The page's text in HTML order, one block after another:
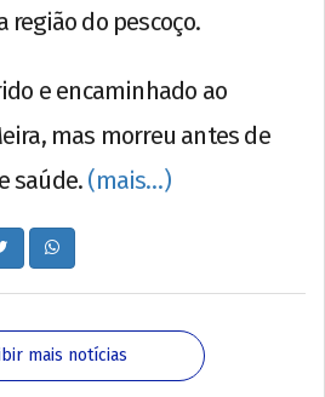
região do pescoço.
e encaminhado ao
mas morreu antes de
saúde. (mais…)
mais notícias